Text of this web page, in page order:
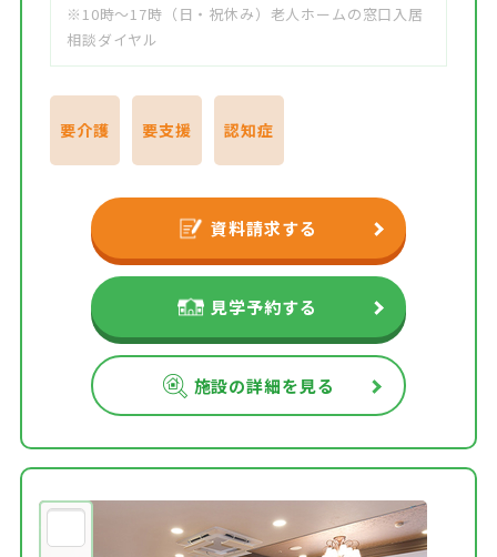
※10時～17時（日・祝休み）老人ホームの窓口入居
相談ダイヤル
要介護 要支援 認知症
資料請求する
見学予約する
施設の詳細を見る